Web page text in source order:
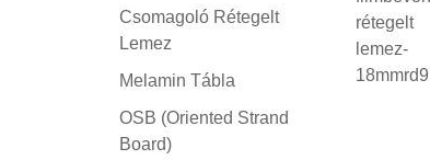
Csomagoló Rétegelt
Lemez
Melamin Tábla
OSB (Oriented Strand
Board)